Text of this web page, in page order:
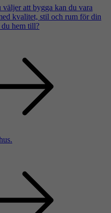
att bygga kan du vara
kvalitet, stil och rum för din
du hem till?